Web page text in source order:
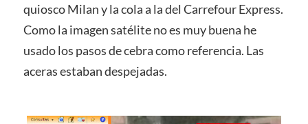
quiosco Milan y la cola a la del Carrefour Express.
Como la imagen satélite no es muy buena he
usado los pasos de cebra como referencia. Las
aceras estaban despejadas.